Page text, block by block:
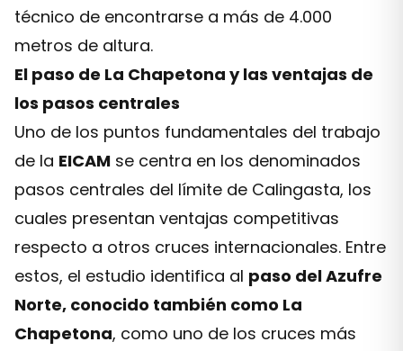
técnico de encontrarse a más de 4.000
metros de altura.
El paso de La Chapetona y las ventajas de
los pasos centrales
Uno de los puntos fundamentales del trabajo
de la EICAM se centra en los denominados
pasos centrales del límite de Calingasta, los
cuales presentan ventajas competitivas
respecto a otros cruces internacionales. Entre
estos, el estudio identifica al paso del Azufre
Norte, conocido también como La
Chapetona, como uno de los cruces más